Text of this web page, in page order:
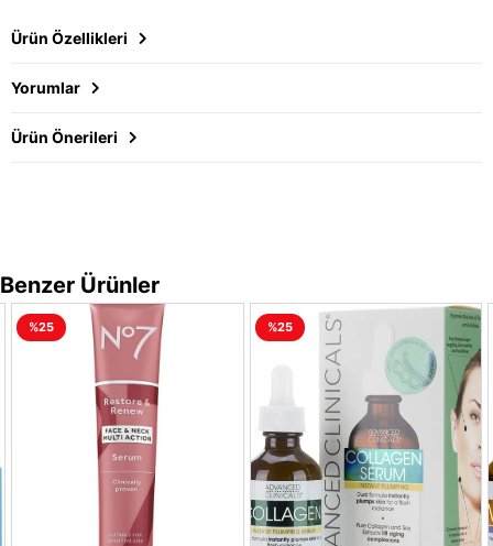
Ürün Özellikleri
Yorumlar
Ürün Önerileri
Benzer Ürünler
%25 %25